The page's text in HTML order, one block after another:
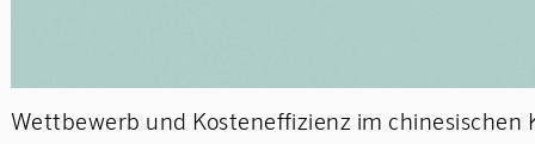
Wettbewerb und Kosteneffizienz im chinesischen